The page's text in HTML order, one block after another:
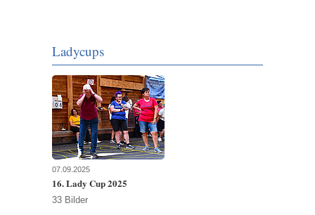
Ladycups
07.09.2025
16. Lady Cup 2025
33 Bilder